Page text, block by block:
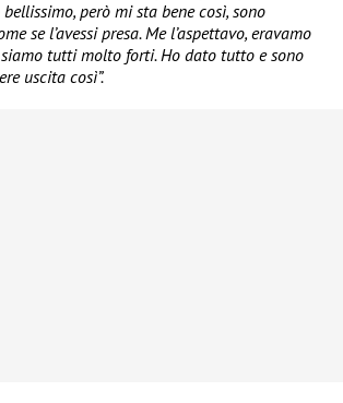
però mi sta bene così, sono
se l’avessi presa. Me l’aspettavo, eravamo
tutti molto forti. Ho dato tutto e sono
uscita così”.